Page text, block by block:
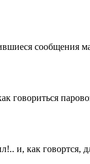
говориться
как говортся,